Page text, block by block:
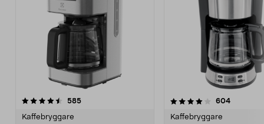
585recensioner
Kaffebryggare
4.0 av 5 stjärnor 604
Kaffebryggare
4.5 av 5 stjärnor